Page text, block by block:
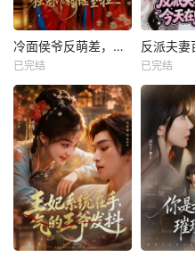
冷面侯爷反萌差，独宠作精继室啦
已完结 已完结